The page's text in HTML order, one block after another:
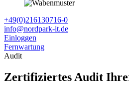
+49(0)216130716-0
info@nordpark-it.de
Einloggen
Fernwartung
Audit
Zertifiziertes Audit